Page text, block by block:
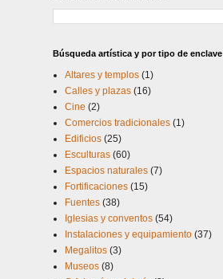
Búsqueda artística y por tipo de enclave
Altares y templos (1)
Calles y plazas (16)
Cine (2)
Comercios tradicionales (1)
Edificios (25)
Esculturas (60)
Espacios naturales (7)
Fortificaciones (15)
Fuentes (38)
Iglesias y conventos (54)
Instalaciones y equipamiento (37)
Megalitos (3)
Museos (8)